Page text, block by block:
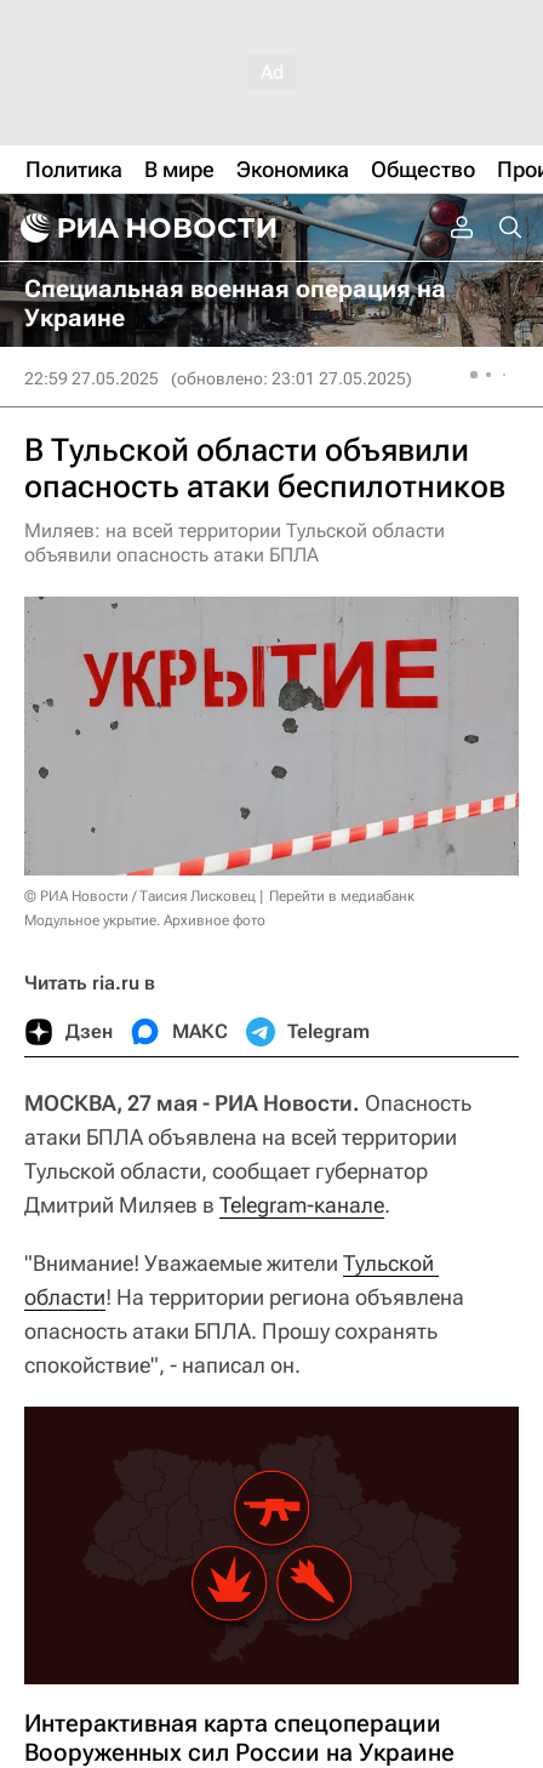
Политика В мире Экономика Общество
Специальная военная операция на
Украине
22:59 27.05.2025 (обновлено: 23:01 27.05.2025)
В Тульской области объявили
опасность атаки беспилотников
Миляев: на всей территории Тульской области
объявили опасность атаки БПЛА
© РИА Новости / Таисия Лисковец
Перейти в медиабанк
Модульное укрытие. Архивное фото
Читать ria.ru в
Дзен МАКС Telegram
МОСКВА, 27 мая - РИА Новости. Опасность
атаки БПЛА объявлена на всей территории
Тульской области, сообщает губернатор
Дмитрий Миляев в Telegram-канале.
"Внимание! Уважаемые жители Тульской
области! На территории региона объявлена
опасность атаки БПЛА. Прошу сохранять
спокойствие", - написал он.
Интерактивная карта спецоперации
Вооруженных сил России на Украине